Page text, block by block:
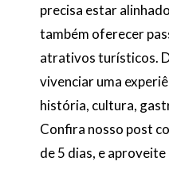
precisa estar
também oferecer
atrativos turísticos.
vivenciar uma
história, cultura,
Confira nosso post
de 5 dias, e